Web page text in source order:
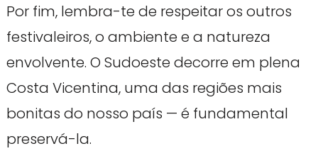
Por fim, lembra-te de respeitar os outros
festivaleiros, o ambiente e a natureza
envolvente. O Sudoeste decorre em plena
Costa Vicentina, uma das regiões mais
bonitas do nosso país — é fundamental
preservá-la.